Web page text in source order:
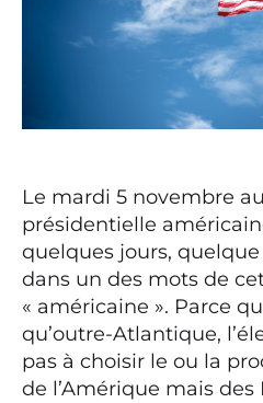
Le mardi 5 novembre
présidentielle
quelques jours,
dans un des mots de
« américaine ». Parce
qu’outre-Atlantique,
pas à choisir le ou la
de l’Amérique mais des